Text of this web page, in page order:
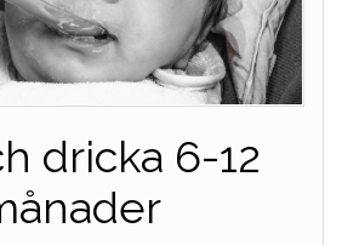
dricka 6-12